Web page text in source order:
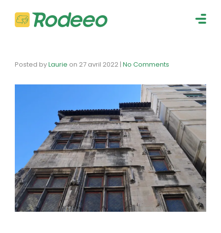
Posted byLaurie on 27 avril 2022 | No Comments